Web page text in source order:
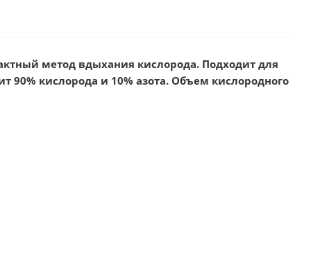
метод вдыхания кислорода. Подходит для
90% кислорода и 10% азота. Объем кислородного